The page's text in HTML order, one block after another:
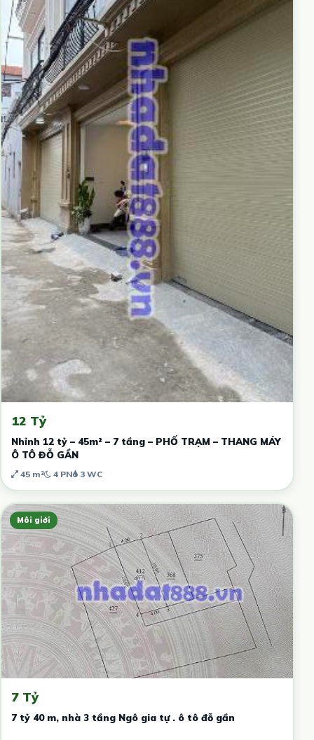
12 Tỷ
Nhỉnh 12 tỷ – 45m² – 7 tầng – PHỐ TRẠM – THANG MÁY
Ô TÔ ĐỖ GẦN
45 m² 4 PN 3 WC
Môi giới
7 Tỷ
7 tỷ 40 m, nhà 3 tầng Ngô gia tự . ô tô đỗ gần